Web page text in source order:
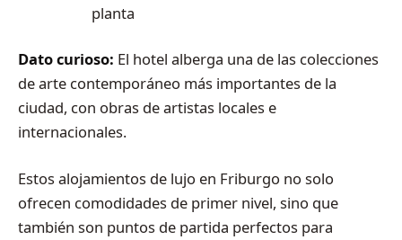
planta
Dato curioso: El hotel alberga una de las colecciones
de arte contemporáneo más importantes de la
ciudad, con obras de artistas locales e
internacionales.
Estos alojamientos de lujo en Friburgo no solo
ofrecen comodidades de primer nivel, sino que
también son puntos de partida perfectos para